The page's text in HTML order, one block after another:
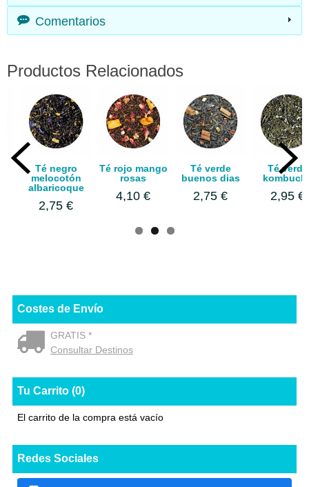
Costes de Envío
GRATIS *
Consultar Destinos
Tu Carrito (0)
El carrito de la compra está vacío
Redes Sociales
Comentarios
Productos Relacionados
Té negro
melocotón
albaricoque
2,75 €
Té rojo mango
rosas
4,10 €
Té verde
buenos dias
2,75 €
Té verde
2,95 €